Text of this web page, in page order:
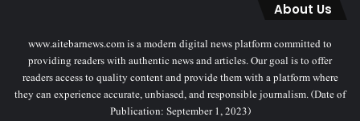
About Us
www.aitebarnews.com is a modern digital news platform committed to
providing readers with authentic news and articles. Our goal is to offer
readers access to quality content and provide them with a platform where
they can experience accurate, unbiased, and responsible journalism. (Date of
Publication: September 1, 2023)